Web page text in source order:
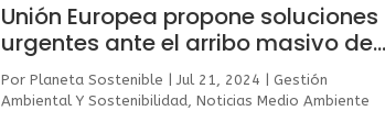
Unión Europea propone soluciones
urgentes ante el arribo masivo de
Sargazo a playas del Caribe
PorPlaneta Sostenible |Jul 21, 2024 |Gestión
Ambiental Y Sostenibilidad,Noticias Medio Ambiente